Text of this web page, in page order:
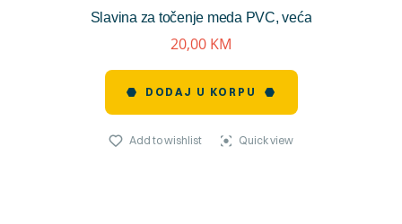
Slavina za točenje meda PVC, veća
reviews)
20,00 KM
DODAJ U KORPU
Add to wishlist Quick view